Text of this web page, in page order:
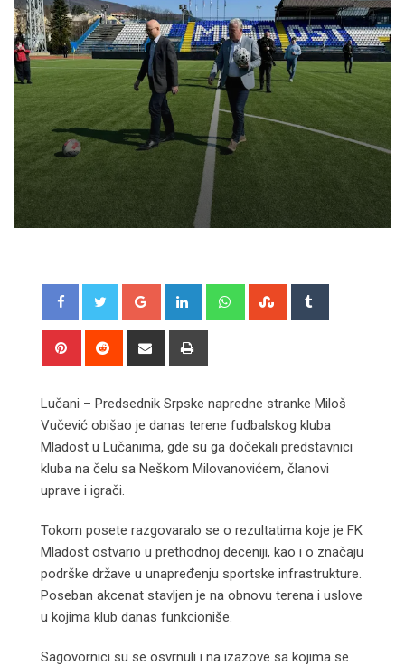
Google+ LinkedIn WhatsappStumbleUpon
Pinterest Reddit
Share
Lučani – Predsednik Srpske napredne stranke Miloš
Vučević obišao je danas terene fudbalskog kluba
Mladost u Lučanima, gde su ga dočekali predstavnici
kluba na čelu sa Neškom Milovanovićem, članovi
uprave i igrači.
Tokom posete razgovaralo se o rezultatima koje je FK
Mladost ostvario u prethodnoj deceniji, kao i o značaju
podrške države u unapređenju sportske infrastrukture.
Poseban akcenat stavljen je na obnovu terena i uslove
u kojima klub danas funkcioniše.
Sagovornici su se osvrnuli i na izazove sa kojima se